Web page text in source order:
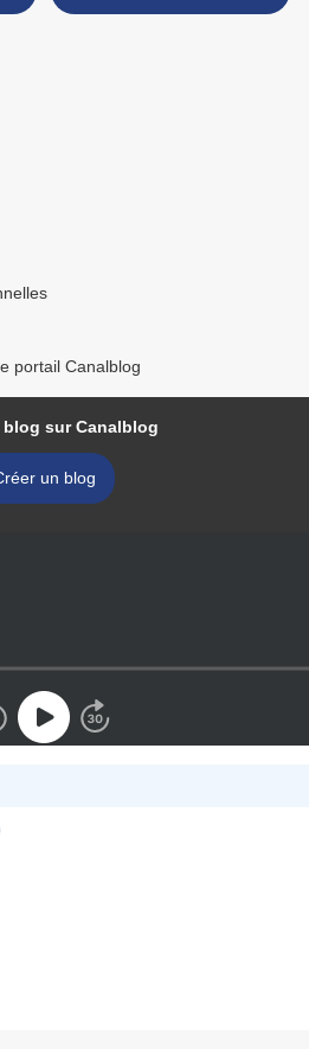
portail Canalblog
blog sur Canalblog
un blog